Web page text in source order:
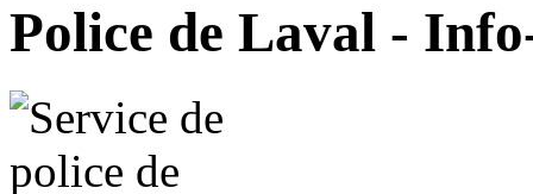
Police de Laval -